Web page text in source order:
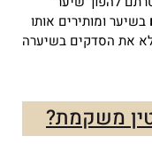
בשיער ומותירים אותו
את הסדקים בשיערה
משקמת?